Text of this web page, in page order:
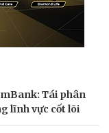
Tái phân
lĩnh vực cốt lõi